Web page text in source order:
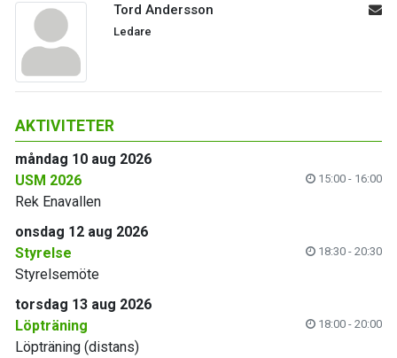
Tord Andersson
Ledare
AKTIVITETER
måndag 10 aug 2026
USM 2026
15:00 - 16:00
Rek Enavallen
onsdag 12 aug 2026
Styrelse
18:30 - 20:30
Styrelsemöte
torsdag 13 aug 2026
Löpträning
18:00 - 20:00
Löpträning (distans)